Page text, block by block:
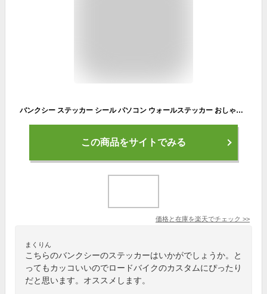
バンクシー ステッカー シール パソコン ウォールステッカー おしゃれ かっこいい スーツケース インテリア アウトドア キャンプ 車 BRANDALISED BANKSY Flower Bomber サイズXL 【メール便OK】＿SC-BNK001XL-GEN
この商品をサイトでみる
価格と在庫を楽天でチェック >>
まくりん
こちらのバンクシーのステッカーはいかがでしょうか。と
ってもカッコいいのでロードバイクのカスタムにぴったり
だと思います。オススメします。